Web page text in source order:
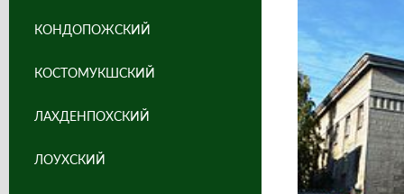
КОНДОПОЖСКИЙ
КОСТОМУКШСКИЙ
ЛАХДЕНПОХСКИЙ
ЛОУХСКИЙ